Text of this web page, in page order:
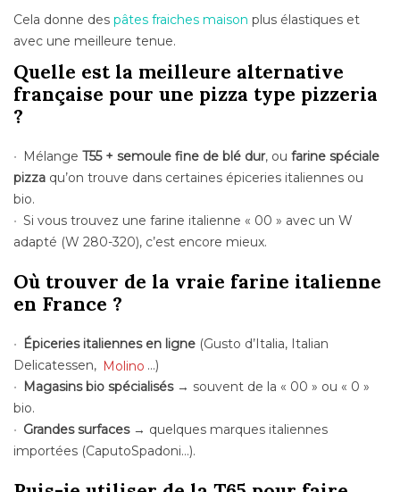
Cela donne des pâtes fraiches maison plus élastiques et
avec une meilleure tenue.
Quelle est la meilleure alternative
française pour une pizza type pizzeria
?
MélangeT55 + semoule fine de blé dur, oufarine spéciale
pizza qu’on trouve dans certaines épiceries italiennes ou
bio.
Si vous trouvez une farine italienne « 00 » avec un W
adapté (W 280-320), c’est encore mieux.
Où trouver de la vraie farine italienne
en France ?
Épiceries italiennes en ligne (Gusto d’Italia, Italian
Delicatessen, Molino …)
Magasins bio spécialisés→ souvent de la « 00 » ou « 0 »
bio.
Grandes surfaces→ quelques marques italiennes
importées (CaputoSpadoni…).